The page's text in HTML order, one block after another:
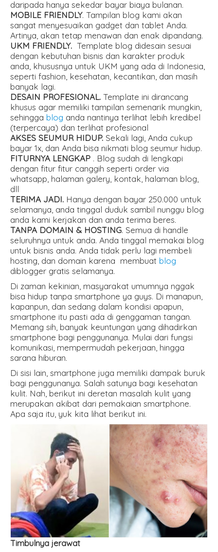
daripada hanya sekedar bayar biaya bulanan.
MOBILE FRIENDLY. Tampilan blog kami akan
sangat menyesuaikan gadget dan tablet Anda.
Artinya, akan tetap menawan dan enak dipandang.
UKM FRIENDLY. Template blog didesain sesuai
dengan kebutuhan bisnis dan karakter produk
anda, khususnya untuk UKM yang ada di Indonesia,
seperti fashion, kesehatan, kecantikan, dan masih
banyak lagi.
DESAIN PROFESIONAL. Template ini dirancang
khusus agar memiliki tampilan semenarik mungkin,
sehinggablog anda nantinya terlihat lebih kredibel
(terpercaya) dan terlihat profesional
AKSES SEUMUR HIDUP. Sekali lagi, Anda cukup
bayar 1x, dan Anda bisa nikmati blog seumur hidup.
FITURNYA LENGKAP . Blog sudah di lengkapi
dengan fitur fitur canggih seperti order via
whatsapp, halaman galery, kontak, halaman blog,
dll
TERIMA JADI. Hanya dengan bayar 250.000 untuk
selamanya, anda tinggal duduk sambil nunggu blog
anda kami kerjakan dan anda terima beres.
TANPA DOMAIN & HOSTING. Semua di handle
seluruhnya untuk anda. Anda tinggal memakai blog
untuk bisnis anda. Anda tidak perlu lagi membeli
hosting, dan domain karena membuatblog
diblogger gratis selamanya.
Di zaman kekinian, masyarakat umumnya nggak
bisa hidup tanpa smartphone ya guys. Di manapun,
kapanpun, dan sedang dalam kondisi apapun,
smartphone itu pasti ada di genggaman tangan.
Memang sih, banyak keuntungan yang dihadirkan
smartphone bagi penggunanya. Mulai dari fungsi
komunikasi, mempermudah pekerjaan, hingga
sarana hiburan.
Di sisi lain, smartphone juga memiliki dampak buruk
bagi penggunanya. Salah satunya bagi kesehatan
kulit. Nah, berikut ini deretan masalah kulit yang
merupakan akibat dari pemakaian smartphone.
Apa saja itu, yuk kita lihat berikut ini.
Timbulnya jerawat